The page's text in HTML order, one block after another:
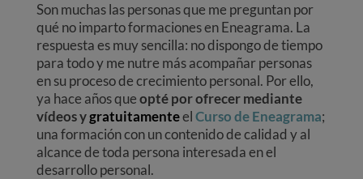
Son muchas las personas que me preguntan por
qué no imparto formaciones en Eneagrama. La
respuesta es muy sencilla: no dispongo de tiempo
para todo y me nutre más acompañar personas
en su proceso de crecimiento personal. Por ello,
ya hace años queopté por ofrecer mediante
vídeos ygratuitamenteelCurso de Eneagrama;
una formación con un contenido de calidad y al
alcance de toda persona interesada en el
desarrollo personal.